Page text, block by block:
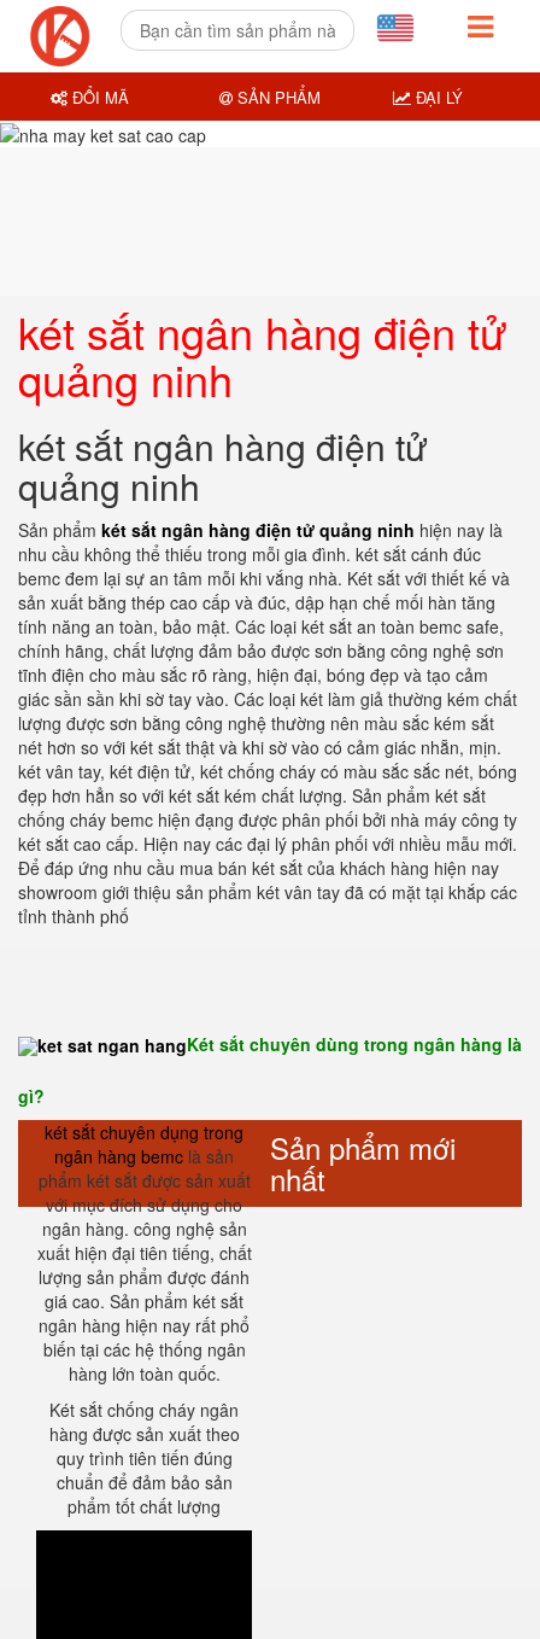
két sắt ngân hàng điện tử
quảng ninh
két sắt ngân hàng điện tử
quảng ninh
Sản phẩm két sắt ngân hàng điện tử quảng ninh hiện nay là
nhu cầu không thể thiếu trong mỗi gia đình. két sắt cánh đúc
bemc đem lại sự an tâm mỗi khi vắng nhà. Két sắt với thiết kế và
sản xuất bằng thép cao cấp và đúc, dập hạn chế mối hàn tăng
tính năng an toàn, bảo mật. Các loại két sắt an toàn bemc safe,
chính hãng, chất lượng đảm bảo được sơn bằng công nghệ sơn
tĩnh điện cho màu sắc rõ ràng, hiện đại, bóng đẹp và tạo cảm
giác sần sần khi sờ tay vào. Các loại két làm giả thường kém chất
lượng được sơn bằng công nghệ thường nên màu sắc kém sắt
nét hơn so với két sắt thật và khi sờ vào có cảm giác nhẵn, mịn.
két vân tay, két điện tử, két chống cháy có màu sắc sắc nét, bóng
đẹp hơn hẳn so với két sắt kém chất lượng. Sản phẩm két sắt
chống cháy bemc hiện đạng được phân phối bởi nhà máy công ty
két sắt cao cấp. Hiện nay các đại lý phân phối với nhiều mẫu mới.
Để đáp ứng nhu cầu mua bán két sắt của khách hàng hiện nay
showroom giới thiệu sản phẩm két vân tay đã có mặt tại khắp các
tỉnh thành phố
Két sắt chuyên dùng trong ngân hàng là
gì?
két sắt chuyên dụng trong
ngân hàng bemc là sản
phẩm két sắt được sản xuất
với mục đích sử dụng cho
ngân hàng. công nghệ sản
xuất hiện đại tiên tiếng, chất
lượng sản phẩm được đánh
giá cao. Sản phẩm két sắt
ngân hàng hiện nay rất phổ
biến tại các hệ thống ngân
hàng lớn toàn quốc.
Két sắt chống cháy ngân
hàng được sản xuất theo
quy trình tiên tiến đúng
chuẩn để đảm bảo sản
phẩm tốt chất lượng
Sản phẩm mới
nhất
ĐỔI MÃ SẢN PHẨM ĐẠI LÝ